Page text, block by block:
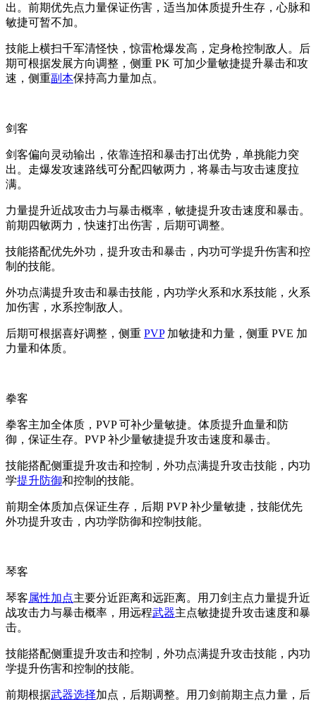
出。前期优先点力量保证伤害，适当加体质提升生存，心脉和
敏捷可暂不加。
技能上横扫千军清怪快，惊雷枪爆发高，定身枪控制敌人。后
期可根据发展方向调整，侧重 PK 可加少量敏捷提升暴击和攻
速，侧重副本保持高力量加点。
剑客
剑客偏向灵动输出，依靠连招和暴击打出优势，单挑能力突
出。走爆发攻速路线可分配四敏两力，将暴击与攻击速度拉
满。
力量提升近战攻击力与暴击概率，敏捷提升攻击速度和暴击。
前期四敏两力，快速打出伤害，后期可调整。
技能搭配优先外功，提升攻击和暴击，内功可学提升伤害和控
制的技能。
外功点满提升攻击和暴击技能，内功学火系和水系技能，火系
加伤害，水系控制敌人。
后期可根据喜好调整，侧重 PVP加敏捷和力量，侧重 PVE 加
力量和体质。
拳客
拳客主加全体质，PVP 可补少量敏捷。体质提升血量和防
御，保证生存。PVP 补少量敏捷提升攻击速度和暴击。
技能搭配侧重提升攻击和控制，外功点满提升攻击技能，内功
学提升防御和控制的技能。
前期全体质加点保证生存，后期 PVP 补少量敏捷，技能优先
外功提升攻击，内功学防御和控制技能。
琴客
琴客属性加点主要分近距离和远距离。用刀剑主点力量提升近
战攻击力与暴击概率，用远程武器主点敏捷提升攻击速度和暴
击。
技能搭配侧重提升攻击和控制，外功点满提升攻击技能，内功
学提升伤害和控制的技能。
前期根据武器选择加点，后期调整。用刀剑前期主点力量，后